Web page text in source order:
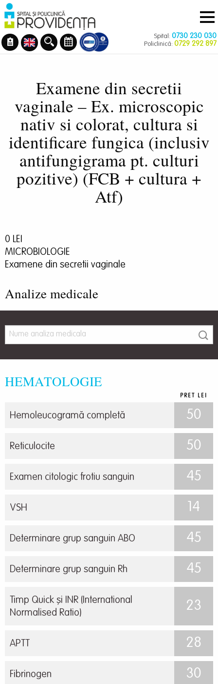
Mergi
la
conţinutul
principal
Navigare
principală
Spital: 0730 230 030
Policlinică: 0729 292 897
Examene din secretii
vaginale – Ex. microscopic
nativ si colorat, cultura si
identificare fungica (inclusiv
antifungigrama pt. culturi
pozitive) (FCB + cultura +
Atf)
0 LEI
MICROBIOLOGIE
Examene din secretii vaginale
Analize medicale
HEMATOLOGIE
PRET LEI
Hemoleucogramă completă 50
Reticulocite 50
Examen citologic frotiu sanguin 45
VSH 14
Determinare grup sanguin ABO 45
Determinare grup sanguin Rh 45
Timp Quick și INR (International
Normalised Ratio)
23
APTT 28
Fibrinogen 30